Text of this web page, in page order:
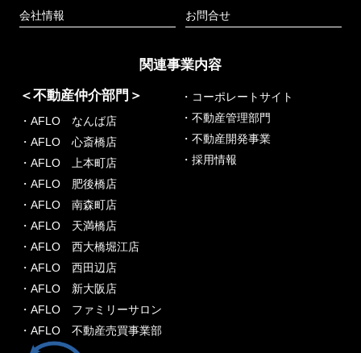
会社情報 お問合せ
関連事業内容
＜不動産仲介部門＞
・AFLO なんば店
・AFLO 心斎橋店
・AFLO 上本町店
・AFLO 肥後橋店
・AFLO 南森町店
・AFLO 天満橋店
・AFLO 西大橋堀江店
・AFLO 西田辺店
・AFLO 新大阪店
・AFLO ファミリーサロン
・AFLO 不動産売買事業部
・コーポレートサイト
・不動産管理部門
・不動産開発事業
・採用情報